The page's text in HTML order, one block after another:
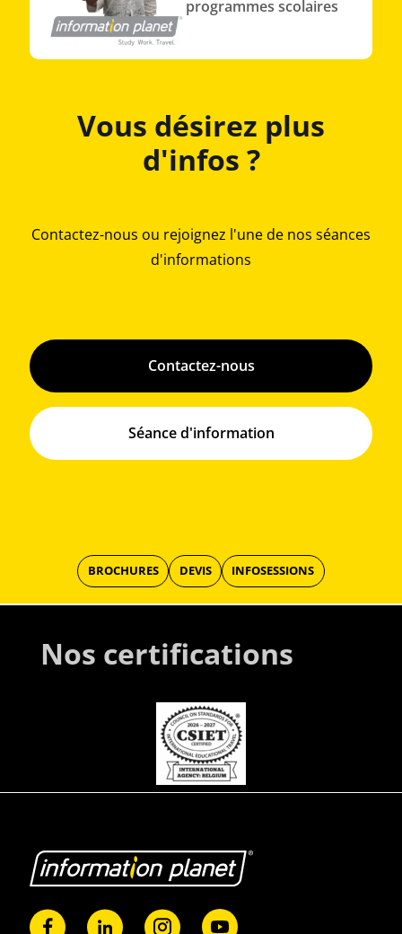
Vous désirez plus
d'infos ?
Contactez-nous ou rejoignez l'une de nos séances
d'informations
Contactez-nous
Séance d'information
programmes scolaires
BROCHURES DEVIS INFOSESSIONS
Nos certifications